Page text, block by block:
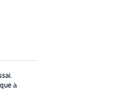
à